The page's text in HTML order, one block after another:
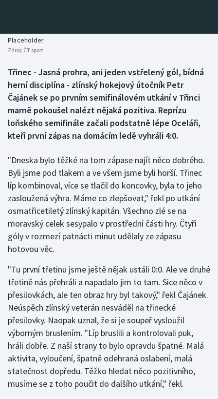
Biatlon
Boby a skeleton
Box
Curling
Florbal
Futsal
Gymnastika
Házená
Jezdectví
Judo
Krasobruslení
Lezení
Lyže a snowboard
Aplikace ČT sport
AZ kvíz
Placeholder
Zdroj: ČT sport
Třinec - Jasná prohra, ani jeden vstřelený gól, bídná
herní disciplína - zlínský hokejový útočník Petr
Čajánek se po prvním semifinálovém utkání v Třinci
marně pokoušel nalézt nějaká pozitiva. Reprízu
loňského semifinále začali podstatně lépe Oceláři,
kteří první zápas na domácím ledě vyhráli 4:0.
"Dneska bylo těžké na tom zápase najít něco dobrého.
Byli jsme pod tlakem a ve všem jsme byli horší. Třinec
líp kombinoval, více se tlačil do koncovky, byla to jeho
zasloužená výhra. Máme co zlepšovat," řekl po utkání
osmatřicetiletý zlínský kapitán. Všechno zlé se na
moravský celek sesypalo v prostřední části hry. Čtyři
góly v rozmezí patnácti minut udělaly ze zápasu
hotovou věc.
"Tu první třetinu jsme ještě nějak ustáli 0:0. Ale ve druhé
třetině nás přehráli a napadalo jim to tam. Sice něco v
přesilovkách, ale ten obraz hry byl takový," řekl Čajánek.
Neúspěch zlínský veterán nesváděl na třinecké
přesilovky. Naopak uznal, že si je soupeř vysloužil
výborným bruslením. "Líp bruslili a kontrolovali puk,
hráli dobře. Z naší strany to bylo opravdu špatné. Malá
aktivita, vyloučení, špatně odehraná oslabení, malá
statečnost dopředu. Těžko hledat něco pozitivního,
musíme se z toho poučit do dalšího utkání," řekl.